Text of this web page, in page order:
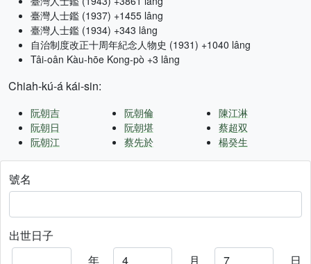
臺灣人士鑑 (1937) +1455 lâng
臺灣人士鑑 (1934) +343 lâng
自治制度改正十周年紀念人物史 (1931) +1040 lâng
Tâi-oân Kàu-hōe Kong-pò +3 lâng
Chiah-kú-á kái-sin:
阮朝吉
阮朝日
阮朝江
阮朝倫
阮朝堪
蔡先於
陳江淋
蔡超双
楊癸生
號名
出世日子
年
月
日